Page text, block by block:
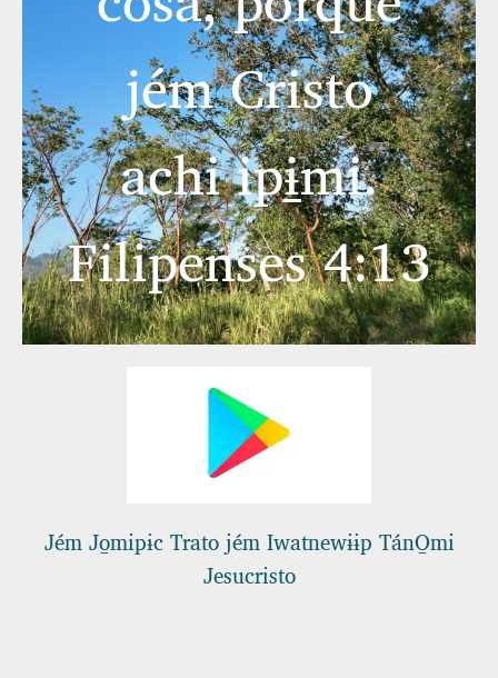
jém Cristo
achi ipɨ̱mi.
Filipenses 4:13
Jém Jo̱mipɨc Trato jém Iwatnewɨɨp TánO̱mi
Jesucristo